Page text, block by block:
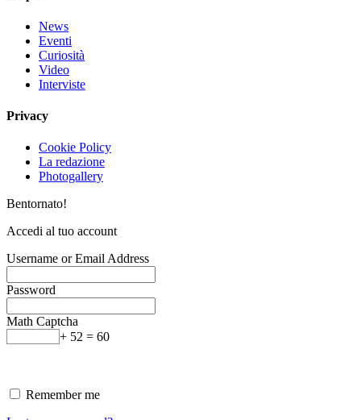
News
Eventi
Curiosità
Video
Interviste
Privacy
Cookie Policy
La redazione
Photogallery
Bentornato!
Accedi al tuo account
Username or Email Address
Password
Math Captcha
+ 52 = 60
Remember me